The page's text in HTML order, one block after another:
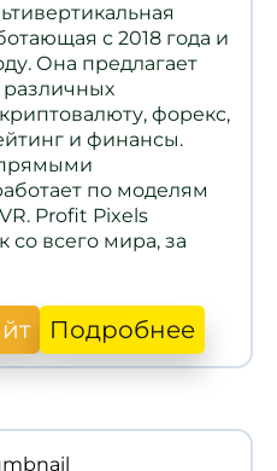
с 2018 года и
Она предлагает
форекс,
и финансы.
прямыми
по моделям
Profit Pixels
со всего мира, за
Подробнее